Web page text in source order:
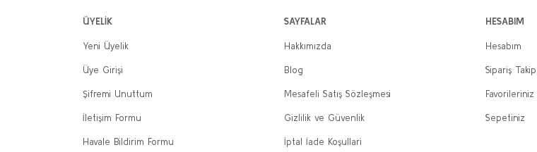
ÜYELİK
Yeni Üyelik
Üye Girişi
Şifremi Unuttum
İletişim Formu
Havale Bildirim Formu
SAYFALAR
Hakkımızda
Blog
Mesafeli Satış Sözleşmesi
Gizlilik ve Güvenlik
İptal İade Koşullari
HESABIM
Hesabım
Sipariş Takip
Favorileriniz
Sepetiniz